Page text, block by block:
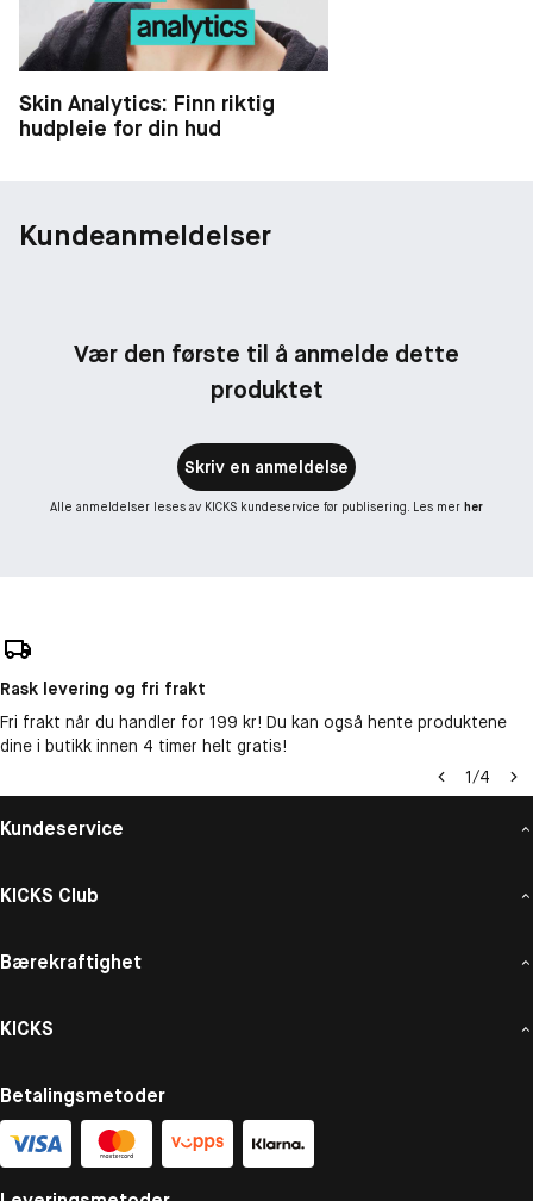
Skin Analytics: Finn riktig
hudpleie for din hud
Kundeanmeldelser
Vær den første til å anmelde dette
produktet
Skriv en anmeldelse
Alle anmeldelser leses av KICKS kundeservice før publisering. Les mer her
Rask levering og fri frakt
Fri frakt når du handler for 199 kr! Du kan også hente produktene
dine i butikk innen 4 timer helt gratis!
1/4
Kundeservice
KICKS Club
Bærekraftighet
KICKS
Betalingsmetoder